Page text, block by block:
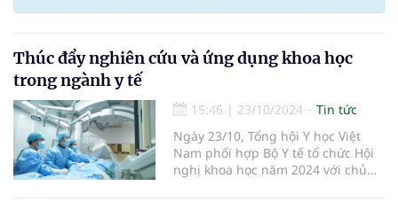
Thúc đẩy nghiên cứu và ứng dụng khoa học
trong ngành y tế
15:46 | 23/10/2024
Tin tức
Ngày 23/10, Tổng hội Y học Việt
Nam phối hợp Bộ Y tế tổ chức Hội
nghị khoa học năm 2024 với chủ